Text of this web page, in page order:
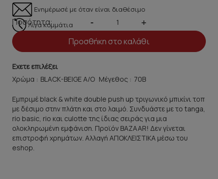
Ενημέρωσέ με όταν είναι διαθέσιμο
Λίγα κομμάτια
Ποσότητα: - +
Προσθήκη στο καλάθι
Εχετε επιλέξει
Χρώμα :
Μέγεθος :
Εμπριμέ black & white double push up τριγωνικό μπικίνι τοπ
με δέσιμο στην πλάτη και στο λαιμό. Συνδυάστε με το tanga,
rio basic, rio και culotte της ίδιας σειράς για μια
ολοκληρωμένη εμφάνιση. Προϊόν BAZAAR! Δεν γίνεται
επιστροφή χρημάτων. Αλλαγή ΑΠΟΚΛΕΙΣΤΙΚΑ μέσω του
eshop.